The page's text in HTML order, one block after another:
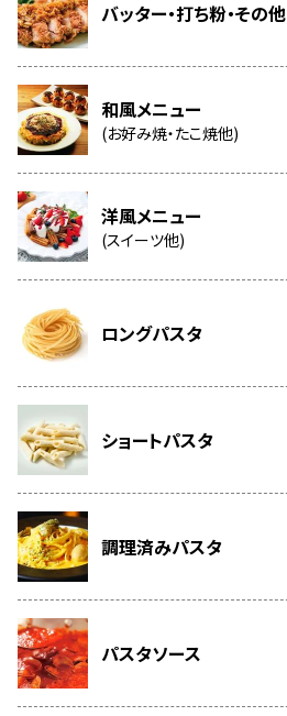
バッター・打ち粉・その他
和風メニュー
(お好み焼・たこ焼他)
洋風メニュー
(スイーツ他)
ロングパスタ
ショートパスタ
調理済みパスタ
パスタソース